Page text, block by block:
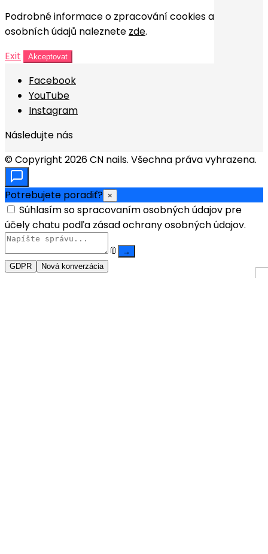
Podrobné informace o zpracování cookies a
osobních údajů naleznete zde.
Exit
Akceptovat
Facebook
YouTube
Instagram
Následujte nás
© Copyright 2026 CN nails. Všechna práva vyhrazena.
Potrebujete poradiť? ×
Súhlasím so spracovaním osobných údajov pre
účely chatu podľa zásad ochrany osobných údajov.
📎
→
GDPR
Nová konverzácia